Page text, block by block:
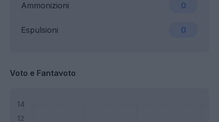
Ammonizioni 0
Espulsioni 0
Voto e Fantavoto